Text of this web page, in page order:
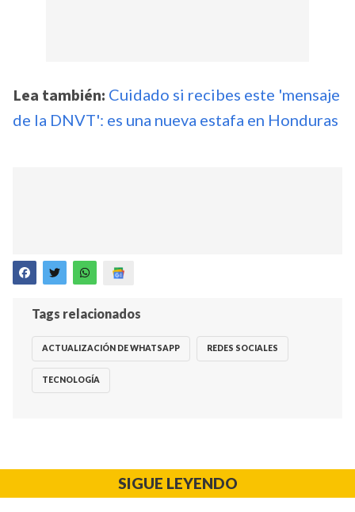
Lea también: Cuidado si recibes este 'mensaje
de la DNVT': es una nueva estafa en Honduras
Tags relacionados
ACTUALIZACIÓN DE WHATSAPP REDES SOCIALES
TECNOLOGÍA
SIGUE LEYENDO